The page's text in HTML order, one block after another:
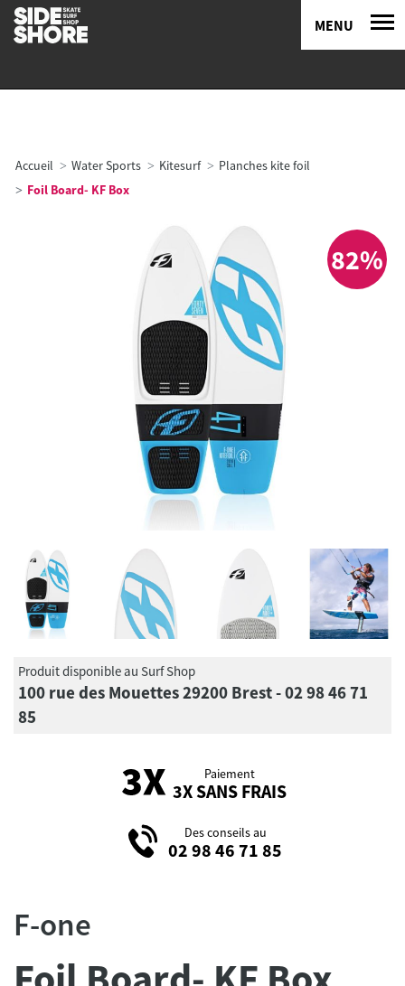
MENU
Accueil Water Sports Kitesurf
Planches kite foil
Foil Board- KF Box
82%
Produit disponible au Surf Shop
100 rue des Mouettes 29200 Brest - 02 98 46 71
85
Paiement
3X SANS FRAIS
Des conseils au
02 98 46 71 85
F-one